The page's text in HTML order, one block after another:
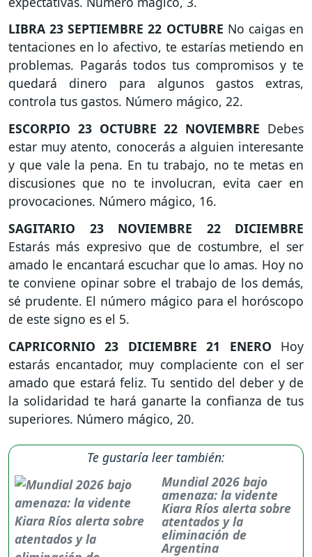
LIBRA 23 SEPTIEMBRE 22 OCTUBRE No caigas en
tentaciones en lo afectivo, te estarías metiendo en
problemas. Pagarás todos tus compromisos y te
quedará dinero para algunos gastos extras,
controla tus gastos. Número mágico, 22.
ESCORPIO 23 OCTUBRE 22 NOVIEMBRE Debes
estar muy atento, conocerás a alguien interesante
y que vale la pena. En tu trabajo, no te metas en
discusiones que no te involucran, evita caer en
provocaciones. Número mágico, 16.
SAGITARIO
23 NOVIEMBRE 22 DICIEMBRE
Estarás más expresivo que de costumbre, el ser
amado le encantará escuchar que lo amas. Hoy no
te conviene opinar sobre el trabajo de los demás,
sé prudente. El número mágico para el horóscopo
de este signo es el 5.
CAPRICORNIO
23 DICIEMBRE 21 ENERO Hoy
estarás encantador, muy complaciente con el ser
amado que estará feliz. Tu sentido del deber y de
la solidaridad te hará ganarte la confianza de tus
superiores. Número mágico, 20.
Te gustaría leer también:
Mundial 2026 bajo
amenaza: la vidente
Kiara Ríos alerta sobre
atentados y la
eliminación de
Argentina